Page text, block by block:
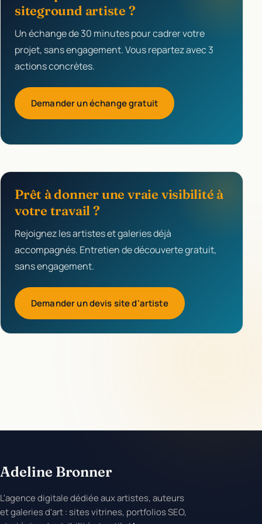
siteground artiste ?
Un échange de 30 minutes pour cadrer votre
projet, sans engagement. Vous repartez avec 3
actions concrètes.
Demander un échange gratuit
Prêt à donner une vraie visibilité à
votre travail ?
Rejoignez les artistes et galeries déjà
accompagnés. Entretien de découverte gratuit,
sans engagement.
Demander un devis site d'artiste
Adeline Bronner
L'agence digitale dédiée aux artistes, auteurs
et galeries d'art : sites vitrines, portfolios SEO,